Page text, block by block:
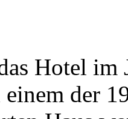
Hotel im
einem der